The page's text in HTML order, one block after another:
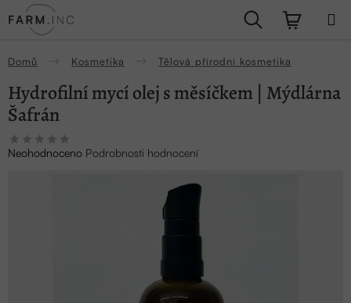
na
Hledat
Domů Kosmetika Tělová přírodní kosmetika
Hydrofilní mycí olej s měsíčkem | Mýdlárna
Šafrán
Průměrné
hodnocení
Neohodnoceno Podrobnosti hodnocení